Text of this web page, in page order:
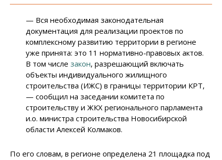
— Вся необходимая законодательная
документация для реализации проектов по
комплексному развитию территории в регионе
уже принята: это 11 нормативно-правовых актов.
В том числезакон, разрешающий включать
объекты индивидуального жилищного
строительства (ИЖС) в границы территории КРТ,
— сообщил на заседании комитета по
строительству и ЖКХ регионального парламента
и.о. министра строительства Новосибирской
области Алексей Колмаков.
По его словам, в регионе определена 21 площадка под